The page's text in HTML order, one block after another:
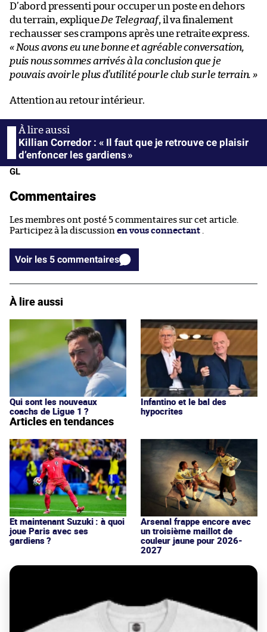
D’abord pressenti pour occuper un poste en dehors
du terrain, expliqueDe Telegraaf, il va finalement
rechausser ses crampons après une retraite express.
« Nous avons eu une bonne et agréable conversation,
puis nous sommes arrivés à la conclusion que je
pouvais avoir le plus d’utilité pour le club sur le terrain. »
Attention au retour intérieur.
Killian Corredor : « Il faut que je retrouve ce plaisir
d’enfoncer les gardiens »
GL
Commentaires
Les membres ont posté 5 commentaires sur cet article.
Participez à la discussion en vous connectant
Voir les 5 commentaires
À lire aussi
Qui sont les nouveaux
coachs de Ligue 1 ?
Infantino et le bal des
hypocrites
Articles en tendances
Et maintenant Suzuki : à quoi
joue Paris avec ses
gardiens ?
Arsenal frappe encore avec
un troisième maillot de
couleur jaune pour 2026-
2027